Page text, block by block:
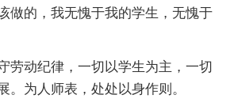
做的，我无愧于我的学生，无愧于
劳动纪律，一切以学生为主，一切
。为人师表，处处以身作则。